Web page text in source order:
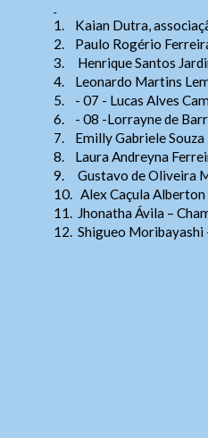
1.
Kaian Dutra,
2.
Paulo Rogério
3.
Henrique Santos
4.
Leonardo Martins
5.
- 07 - Lucas Alves
6.
- 08 -Lorrayne de
7.
Emilly Gabriele
8.
Laura Andreyna
9.
Gustavo de Oliveira
10. Alex Caçula
11. Jhonatha Ávila –
12. Shigueo Moribayashi